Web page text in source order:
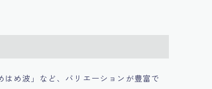
め波」など、バリエーションが豊富で